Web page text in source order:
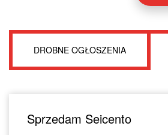
DROBNE OGŁOSZENIA
Sprzedam Seicento